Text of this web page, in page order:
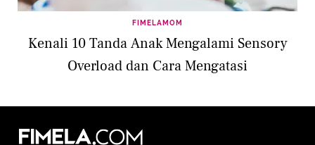
FIMELAMOM
Kenali 10 Tanda Anak Mengalami Sensory
Overload dan Cara Mengatasi